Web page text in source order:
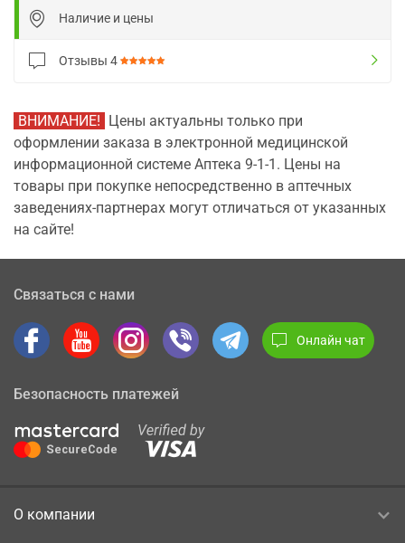
Наличие и цены
Отзывы 4
ВНИМАНИЕ! Цены актуальны только при
оформлении заказа в электронной медицинской
информационной системе Аптека 9-1-1. Цены на
товары при покупке непосредственно в аптечных
заведениях-партнерах могут отличаться от указанных
на сайте!
Связаться с нами
Онлайн чат
Безопасность платежей
О компании